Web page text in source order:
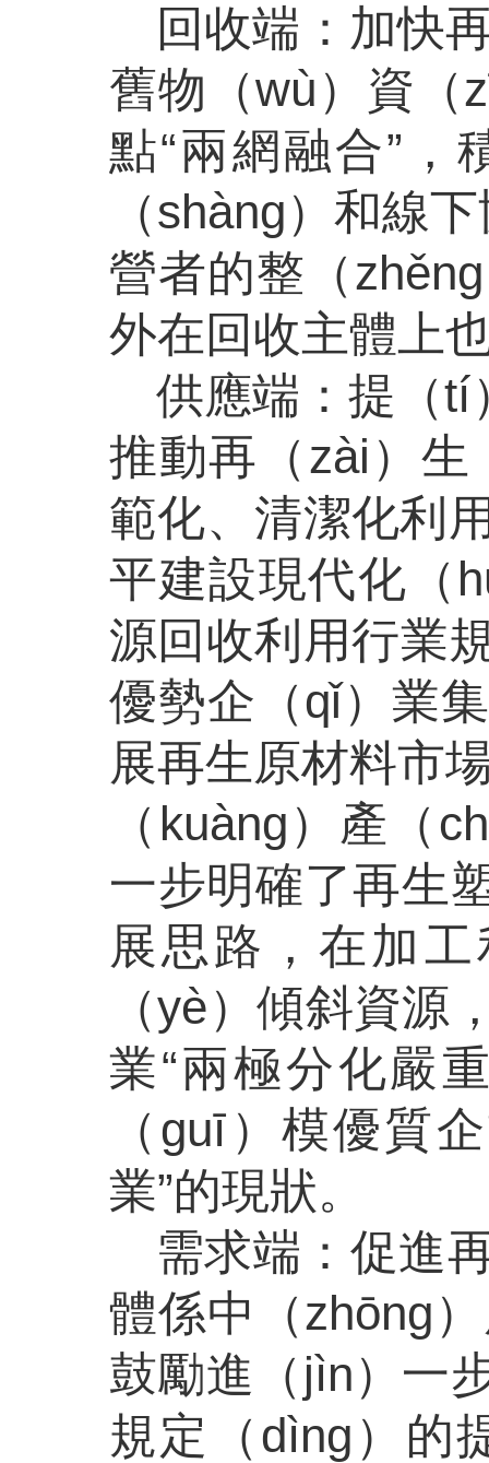
回收端：加快
舊物（wù）資（
點“兩網融合”，
（shàng）和線
營者的整（
外在回收主體上
供應端：提（tí
推動再（zài）生
範化、清潔化利
平建設現代化（
源回收利用行業
優勢企（qǐ）業
展再生原材料市
（kuàng）產（
一步明確了再生
展思路，在加
（yè）傾斜資源
業“兩極分化嚴
（guī）模優質
業”的現狀。
需求端：促進
體係中（zhōng
鼓勵進（jìn）一
規定（dìng）的